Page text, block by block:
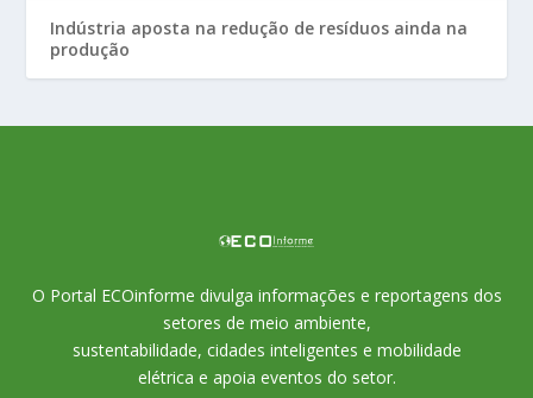
Indústria aposta na redução de resíduos ainda na
produção
O Portal ECOinforme divulga informações e reportagens dos
setores de meio ambiente,
sustentabilidade, cidades inteligentes e mobilidade
elétrica e apoia eventos do setor.